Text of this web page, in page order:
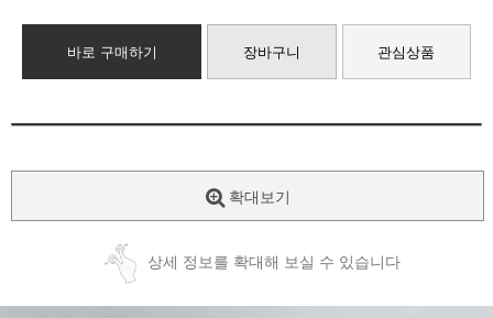
바로 구매하기 장바구니 관심상품
확대보기
상세 정보를 확대해 보실 수 있습니다